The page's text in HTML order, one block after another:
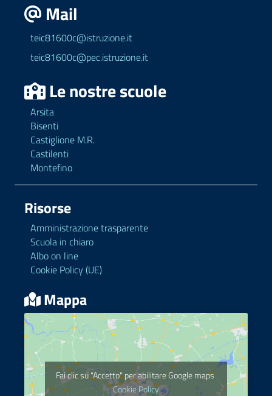
Mail
teic81600c@istruzione.it
teic81600c@pec.istruzione.it
Le nostre scuole
Arsita
Bisenti
Castiglione M.R.
Castilenti
Montefino
Risorse
Amministrazione trasparente
Scuola in chiaro
Albo on line
Cookie Policy (UE)
Mappa
Fai clic su "Accetto" per abilitare Google maps
Cookie Policy